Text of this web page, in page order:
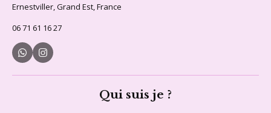
Ernestviller, Grand Est, France
06 71 61 16 27
W
h
a
I
n
s
Qui suis je ?